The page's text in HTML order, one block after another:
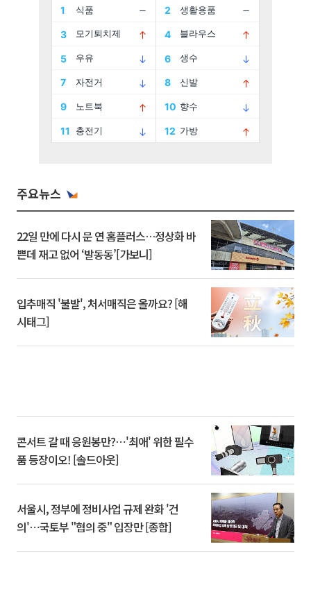
주요뉴스
22일 만에 다시 문 연 홈플러스…정상화 바
쁜데 재고 없어 ‘발동동’[가보니]
입추매직 '불발', 처서매직은 올까요? [해
시태그]
콘서트 갈 때 응원봉만?⋯'최애' 위한 필수
품 등장이오! [솔드아웃]
서울시, 정부에 정비사업 규제 완화 '건
의'⋯국토부 "협의 중" 입장만 [종합]